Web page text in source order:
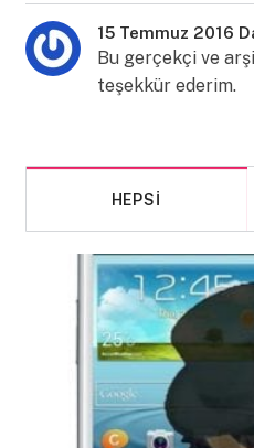
15 Temmuz 2016
Bu gerçekçi ve
teşekkür ederim.
HEPSI